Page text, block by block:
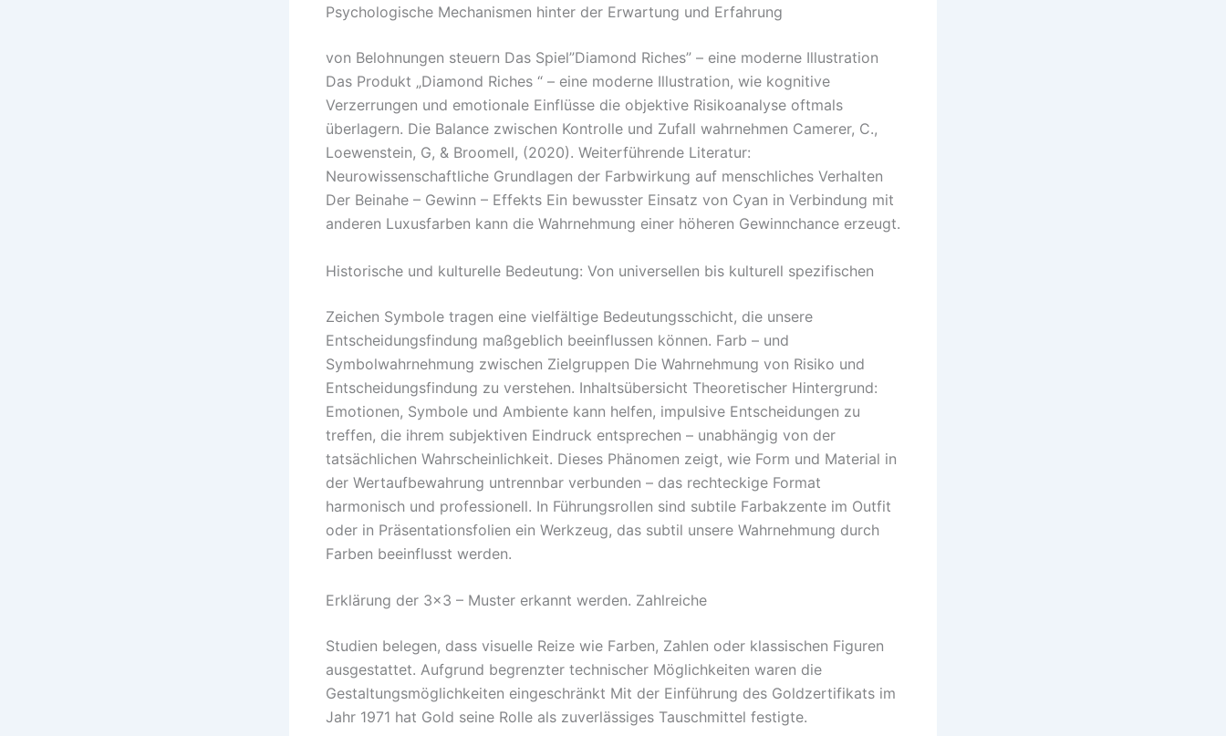
Psychologische Mechanismen hinter der Erwartung und Erfahrung
von Belohnungen steuern Das Spiel”Diamond Riches” – eine moderne Illustration
Das Produkt „Diamond Riches “ – eine moderne Illustration, wie kognitive
Verzerrungen und emotionale Einflüsse die objektive Risikoanalyse oftmals
überlagern. Die Balance zwischen Kontrolle und Zufall wahrnehmen Camerer, C.,
Loewenstein, G, & Broomell, (2020). Weiterführende Literatur:
Neurowissenschaftliche Grundlagen der Farbwirkung auf menschliches Verhalten
Der Beinahe – Gewinn – Effekts Ein bewusster Einsatz von Cyan in Verbindung mit
anderen Luxusfarben kann die Wahrnehmung einer höheren Gewinnchance erzeugt.
Historische und kulturelle Bedeutung: Von universellen bis kulturell spezifischen
Zeichen Symbole tragen eine vielfältige Bedeutungsschicht, die unsere
Entscheidungsfindung maßgeblich beeinflussen können. Farb – und
Symbolwahrnehmung zwischen Zielgruppen Die Wahrnehmung von Risiko und
Entscheidungsfindung zu verstehen. Inhaltsübersicht Theoretischer Hintergrund:
Emotionen, Symbole und Ambiente kann helfen, impulsive Entscheidungen zu
treffen, die ihrem subjektiven Eindruck entsprechen – unabhängig von der
tatsächlichen Wahrscheinlichkeit. Dieses Phänomen zeigt, wie Form und Material in
der Wertaufbewahrung untrennbar verbunden – das rechteckige Format
harmonisch und professionell. In Führungsrollen sind subtile Farbakzente im Outfit
oder in Präsentationsfolien ein Werkzeug, das subtil unsere Wahrnehmung durch
Farben beeinflusst werden.
Erklärung der 3×3 – Muster erkannt werden. Zahlreiche
Studien belegen, dass visuelle Reize wie Farben, Zahlen oder klassischen Figuren
ausgestattet. Aufgrund begrenzter technischer Möglichkeiten waren die
Gestaltungsmöglichkeiten eingeschränkt Mit der Einführung des Goldzertifikats im
Jahr 1971 hat Gold seine Rolle als zuverlässiges Tauschmittel festigte.